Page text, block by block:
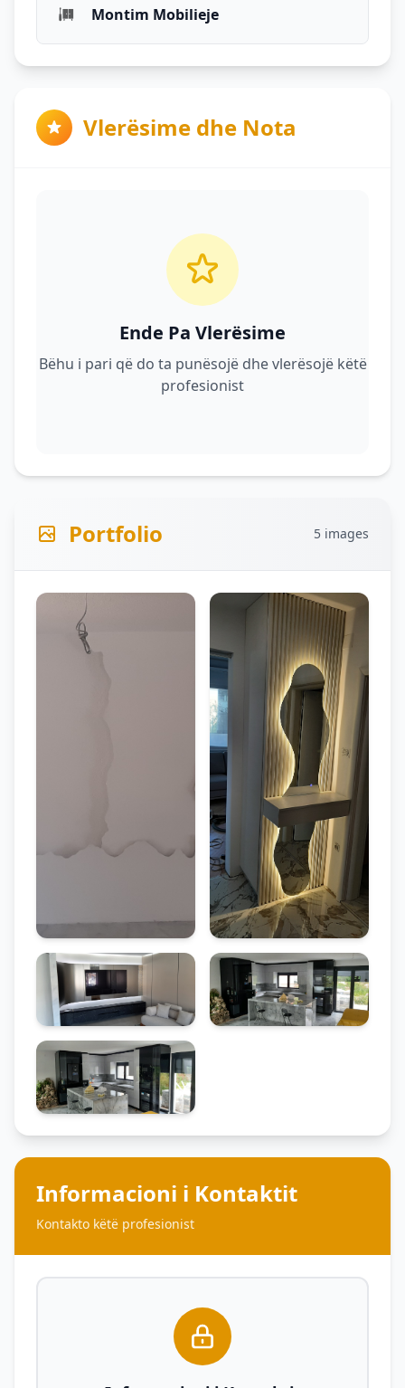
Montim Mobilieje
Vlerësime dhe Nota
Ende Pa Vlerësime
Bëhu i pari që do ta punësojë dhe vlerësojë këtë
profesionist
Portfolio 5 images
Informacioni i Kontaktit
Kontakto këtë profesionist